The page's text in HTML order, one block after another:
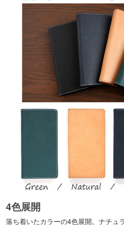
4色展開
落ち着いたカラーの4色展開。ナチュ